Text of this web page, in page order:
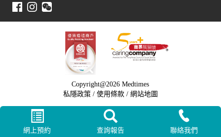
網上預約 查詢報告 聯絡我們
Copyright@2026 Medtimes
私隱政策/ 使用條款/ 網站地圖